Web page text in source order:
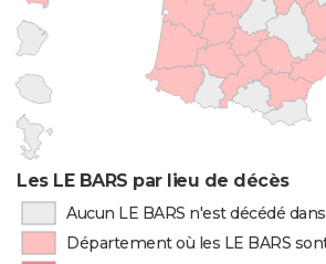
Les LE BARS par lieu de décès
Aucun LE BARS n'est décédé
Département où les LE BARS